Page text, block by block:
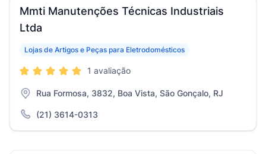
Mmti Manutenções Técnicas Industriais
Ltda
Lojas de Artigos e Peças para Eletrodomésticos
1 avaliação
Rua Formosa, 3832, Boa Vista, São Gonçalo, RJ
(21) 3614-0313